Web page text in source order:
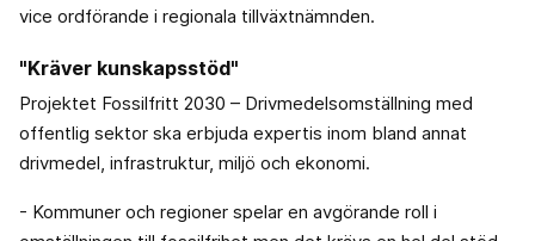
vice ordförande i regionala tillväxtnämnden.
"Kräver kunskapsstöd"
Projektet Fossilfritt 2030 – Drivmedelsomställning med
offentlig sektor ska erbjuda expertis inom bland annat
drivmedel, infrastruktur, miljö och ekonomi.
- Kommuner och regioner spelar en avgörande roll i